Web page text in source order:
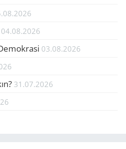
04.08.2026
03.08.2026
31.07.2026